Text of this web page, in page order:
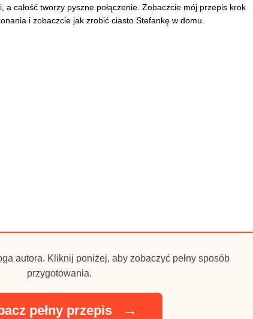
a całość tworzy pyszne połączenie. Zobaczcie mój przepis krok
i zobaczcie jak zrobić ciasto Stefankę w domu.
autora. Kliknij poniżej, aby zobaczyć pełny sposób
przygotowania.
pełny przepis →